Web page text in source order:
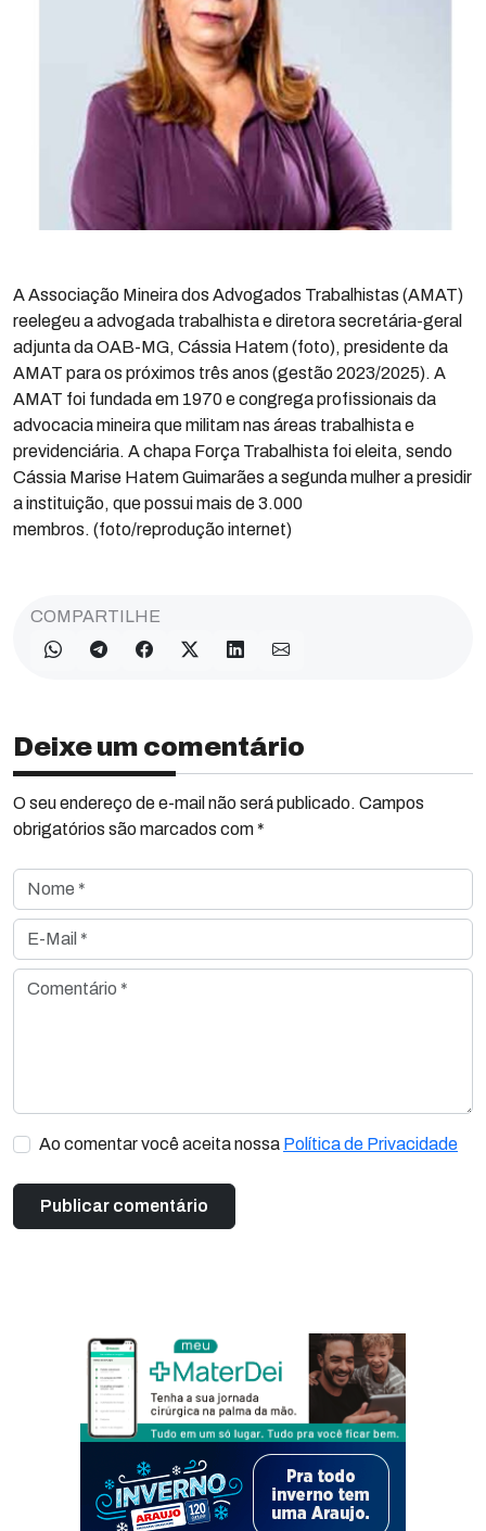
A Associação Mineira dos Advogados Trabalhistas (AMAT)
reelegeu a advogada trabalhista e diretora secretária-geral
adjunta da OAB-MG, Cássia Hatem (foto), presidente da
AMAT para os próximos três anos (gestão 2023/2025). A
AMAT foi fundada em 1970 e congrega profissionais da
advocacia mineira que militam nas áreas trabalhista e
previdenciária. A chapa Força Trabalhista foi eleita, sendo
Cássia Marise Hatem Guimarães a segunda mulher a presidir
a instituição, que possui mais de 3.000
membros. (foto/reprodução internet)
COMPARTILHE
Deixe um comentário
O seu endereço de e-mail não será publicado. Campos
obrigatórios são marcados com *
Nome *
E-Mail *
Comentário *
Ao comentar você aceita nossa Política de Privacidade